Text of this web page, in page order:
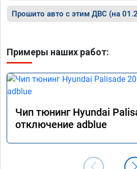
Прошито авто с этим ДВС (на
Примеры наших работ:
Чип тюнинг Hyundai
отключение adblue